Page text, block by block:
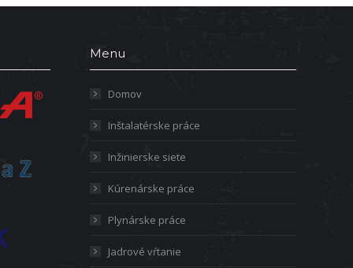
Menu
Domov
Inštalatérske práce
Inžinierske siete
Kúrenárske práce
Plynárske práce
Jadrové vŕtanie